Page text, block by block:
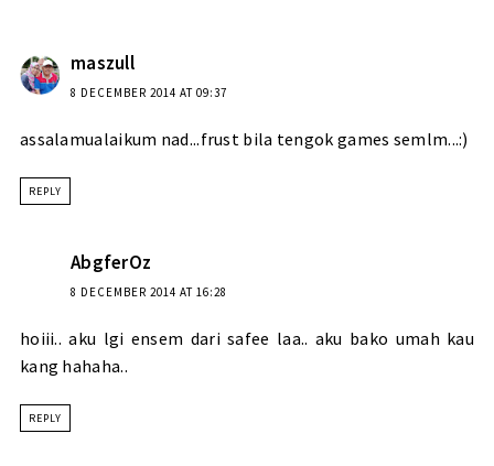
maszull
8 DECEMBER 2014 AT 09:37
assalamualaikum nad...frust bila tengok games semlm...:)
REPLY
AbgferOz
8 DECEMBER 2014 AT 16:28
hoiii.. aku lgi ensem dari safee laa.. aku bako umah kau
kang hahaha..
REPLY